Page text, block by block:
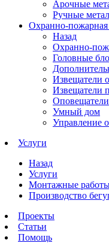
Арочные
Ручные
Охранно-пожарная
Назад
Охранно-
Головные
Извещатели
Извещатели
Оповещатели
Умный дом
Управление
Услуги
Назад
Услуги
Монтажные
Производство
Проекты
Статьи
Помощь